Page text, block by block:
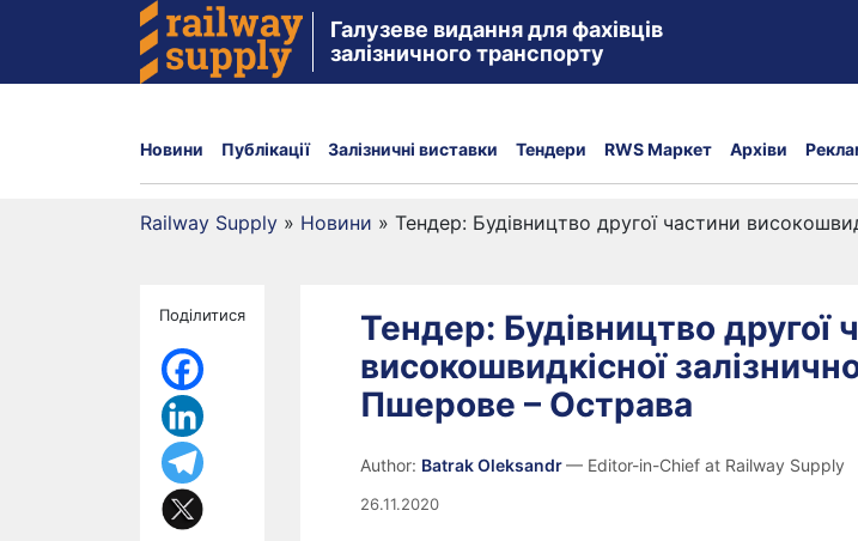
Галузеве видання для фахівців
залізничного транспорту
Новини Публікації Залізничні виставки Тендери RWS Маркет Архіви
Railway Supply » Новини » Тендер: Будівництво другої частини
Поділитися
Тендер: Будівництво другої
високошвидкісної
Пшерове – Острава
Author: Batrak Oleksandr— Editor-in-Chief at Railway Supply
26.11.2020